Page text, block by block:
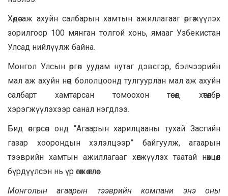
Хөдөө аж ахуйн салбарын хамтын ажиллагааг өргөжүүлэх
зорилгоор 100 мянган толгой хонь, ямааг Узбекистан
Улсад нийлүүлж байна.
Монгол Улсын өргөн уудам нутаг дэвсгэр, бэлчээрийн
мал аж ахуйн нөөц бололцоонд тулгуурлан мал аж ахуйн
салбарт хамтарсан томоохон төсөл, хөтөлбөр
хэрэгжүүлэхээр санал нэгдлээ.
Бид өнгөрсөн онд “Агаарын харилцааны тухай Засгийн
газар хоорондын хэлэлцээр” байгуулж, агаарын
тээврийн хамтын ажиллагааг хөгжүүлэх таатай нөхцөл
бүрдүүлсэн нь үр өгөөжөө өглөө.
Монголын агаарын тээврийн компани энэ оны